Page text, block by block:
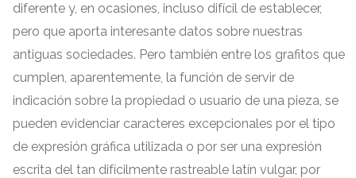
diferente y, en ocasiones, incluso difícil de establecer,
pero que aporta interesante datos sobre nuestras
antiguas sociedades. Pero también entre los grafitos que
cumplen, aparentemente, la función de servir de
indicación sobre la propiedad o usuario de una pieza, se
pueden evidenciar caracteres excepcionales por el tipo
de expresión gráfica utilizada o por ser una expresión
escrita del tan difícilmente rastreable latín vulgar, por